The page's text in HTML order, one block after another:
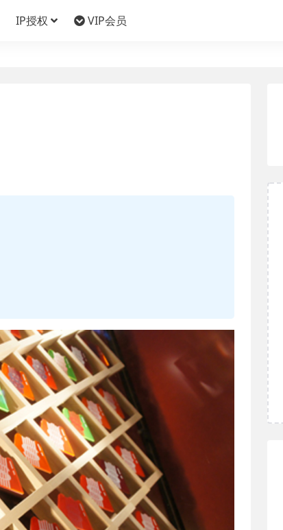
IP授权 VIP会员